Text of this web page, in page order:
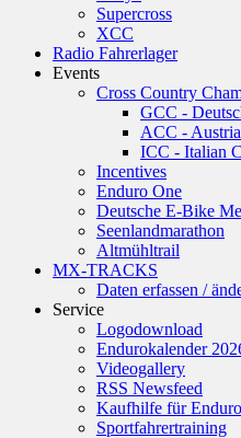
Supercross
XCC
Radio Fahrerlager
Events
Cross Country
GCC -
ACC -
ICC - Italian
Incentives
Enduro One
Deutsche E-Bike
Seenlandmarathon
Altmühltrail
MX-TRACKS
Daten erfassen /
Service
Logodownload
Endurokalender
Videogallery
RSS Newsfeed
Kaufhilfe für
Sportfahrertraining